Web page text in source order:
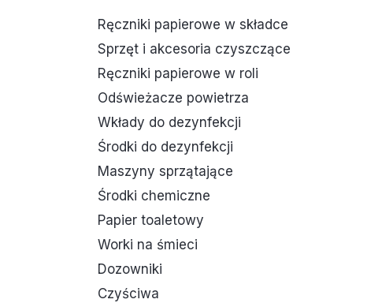
Ręczniki papierowe w składce
Sprzęt i akcesoria czyszczące
Ręczniki papierowe w roli
Odświeżacze powietrza
Wkłady do dezynfekcji
Środki do dezynfekcji
Maszyny sprzątające
Środki chemiczne
Papier toaletowy
Worki na śmieci
Dozowniki
Czyściwa